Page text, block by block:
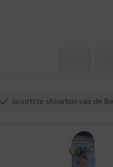
Grootste showtuin van de